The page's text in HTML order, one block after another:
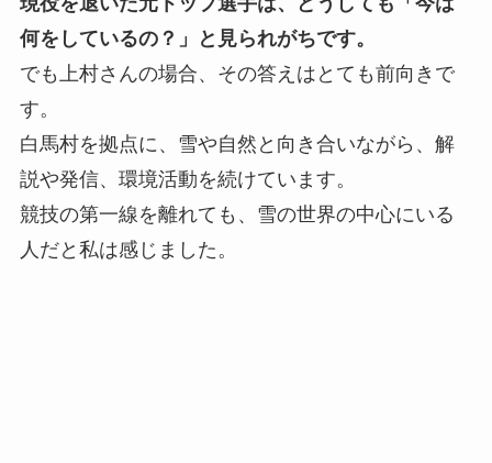
何をしているの？」と見られがちです。
でも上村さんの場合、その答えはとても前向きで
す。
白馬村を拠点に、雪や自然と向き合いながら、解
説や発信、環境活動を続けています。
競技の第一線を離れても、雪の世界の中心にいる
人だと私は感じました。